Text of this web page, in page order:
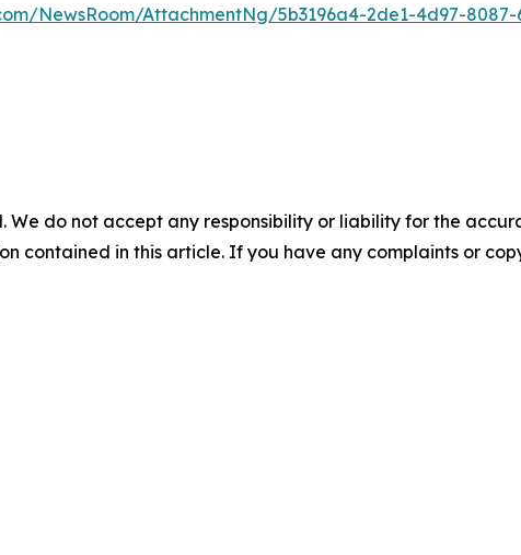
NewsRoom/AttachmentNg/5b3196a4-2de1-4d97-8087-
We do not accept any responsibility or liability for the
contained in this article. If you have any complaints or